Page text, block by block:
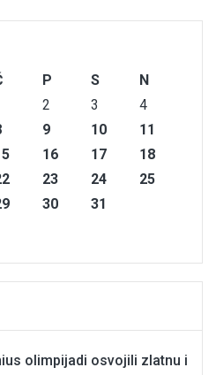
P S
N
2 3
4
9 10
11
16 17
18
23 24
25
30 31
olimpijadi osvojili zlatnu i